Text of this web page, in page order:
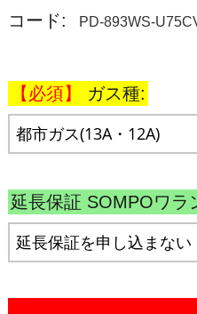
コード: PD-893WS-
ガス種:
延長保証 SOMPOワラ